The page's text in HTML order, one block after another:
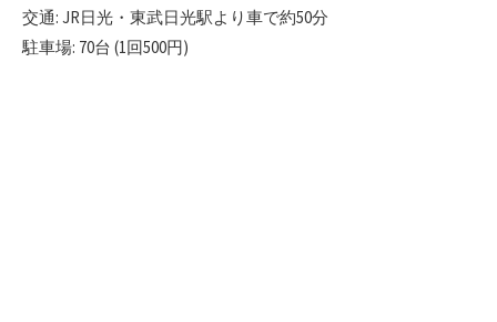
交通: JR日光・東武日光駅より車で約50分
駐車場: 70台 (1回500円)